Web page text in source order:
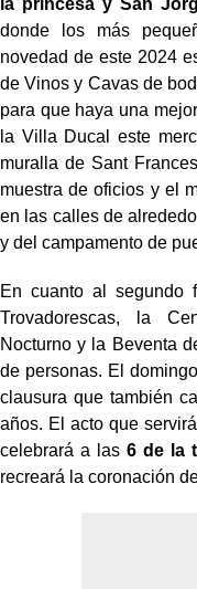
la princesa y San
donde los más
novedad de este 2024
de Vinos y Cavas de
para que haya una
la Villa Ducal este
muralla de Sant
muestra de oficios y el
en las calles de
y del campamento de
En cuanto al segundo
Trovadorescas, la
Nocturno y la Beventa
de personas. El
clausura que también
años. El acto que
celebrará a las 6 de la
recreará la coronación